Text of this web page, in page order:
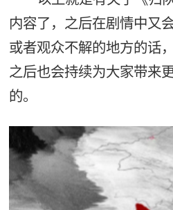
内容了，之后在剧情中又
或者观众不解的地方的话
之后也会持续为大家带来
的。